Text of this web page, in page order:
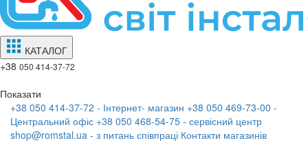
КАТАЛОГ
+38 050 414-37-72
Показати
+38 050 414-37-72 - Інтернет- магазин +38 050 469-73-00 -
Центральний офіс +38 050 468-54-75 - сервісний центр
shop@romstal.ua - з питань співпраці Контакти магазинів